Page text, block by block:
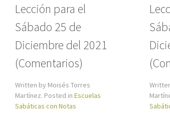
Lección para el
Sábado 25 de
Diciembre del 2021
(Comentarios)
Written by Moisés Torres
Martínez. Posted in Escuelas
Sabáticas con Notas